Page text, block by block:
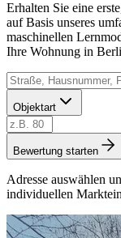
Erhalten Sie eine
auf Basis unseres
maschinellen
Ihre Wohnung in
Objektart
Bewertung starten
Adresse auswählen
individuellen